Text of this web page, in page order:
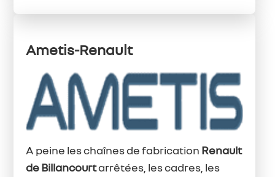
Ametis-Renault
A peine les chaînes de fabrication Renault
de Billancourtarrêtées, les cadres, les